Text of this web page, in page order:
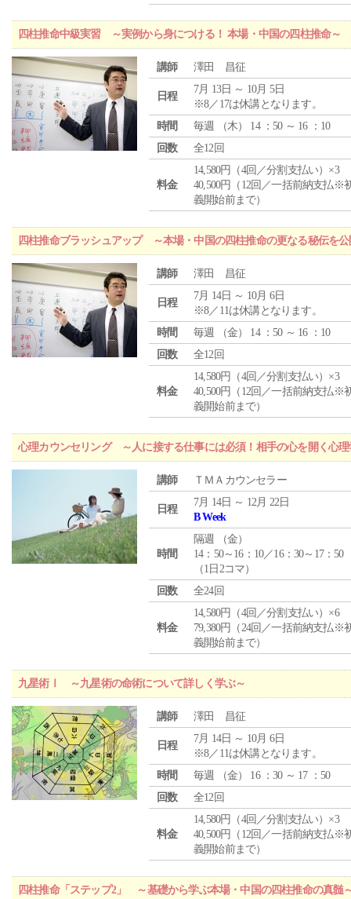
四柱推命中級実習 ～実例から身につける！ 本場・中国の四柱推命～
講師 澤田 昌征
日程
7月 13日 ～ 10月 5日
※8／17は休講となります。
時間
毎週 （木） 14 ：50 ～ 16 ：10
回数
全12回
料金
14,580円（4回／分割支払い）×3
40,500円（12回／一括前納支払※
義開始前まで）
四柱推命ブラッシュアップ ～本場・中国の四柱推命の更なる秘伝を
講師 澤田 昌征
日程
7月 14日 ～ 10月 6日
※8／11は休講となります。
時間
毎週 （金） 14 ：50 ～ 16 ：10
回数
全12回
料金
14,580円（4回／分割支払い）×3
40,500円（12回／一括前納支払※
義開始前まで）
心理カウンセリング ～人に接する仕事には必須！相手の心を開く心理
講師 ＴＭＡカウンセラー
日程
7月 14日 ～ 12月 22日
B Week
時間
隔週 （金）
14：50～16：10／16：30～17：50
（1日2コマ）
回数
全24回
料金
14,580円（4回／分割支払い）×6
79,380円（24回／一括前納支払※
義開始前まで）
九星術Ⅰ ～九星術の命術について詳しく学ぶ～
講師 澤田 昌征
日程
7月 14日 ～ 10月 6日
※8／11は休講となります。
時間
毎週 （金） 16 ：30 ～ 17 ：50
回数
全12回
料金
14,580円（4回／分割支払い）×3
40,500円（12回／一括前納支払※
義開始前まで）
四柱推命「ステップ2」 ～基礎から学ぶ本場・中国の四柱推命の真髄